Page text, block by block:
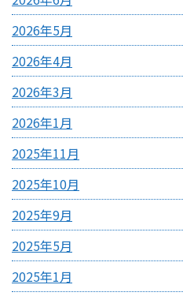
2026年5月
2026年4月
2026年3月
2026年1月
2025年11月
2025年10月
2025年9月
2025年5月
2025年1月